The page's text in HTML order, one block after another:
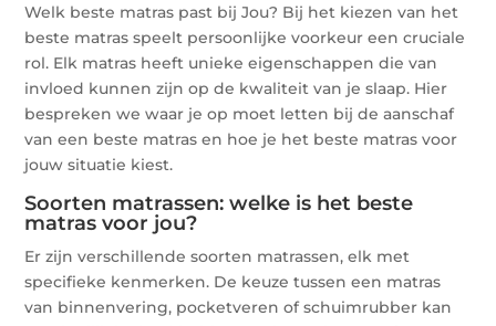
Welk beste matras past bij Jou? Bij het kiezen van het
beste matras speelt persoonlijke voorkeur een cruciale
rol. Elk matras heeft unieke eigenschappen die van
invloed kunnen zijn op de kwaliteit van je slaap. Hier
bespreken we waar je op moet letten bij de aanschaf
van een beste matras en hoe je het beste matras voor
jouw situatie kiest.
Soorten matrassen: welke is het beste
matras voor jou?
Er zijn verschillende soorten matrassen, elk met
specifieke kenmerken. De keuze tussen een matras
van binnenvering, pocketveren of schuimrubber kan